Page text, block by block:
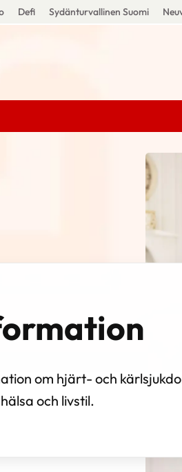
Defi Sydänturvallinen Suomi
om hjärt- och
och livstil.